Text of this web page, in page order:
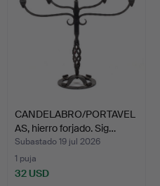
CANDELABRO/PORTAVEL
AS, hierro forjado. Sig…
Subastado 19 jul 2026
1 puja
32 USD